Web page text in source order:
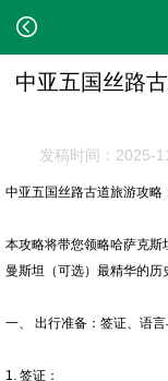
中亚五国丝路
发稿时间：
中亚五国丝路古道旅游攻略
本攻略将带您领略哈萨克
曼斯坦（可选）最精华的历
一、 出行准备：签证、语
1. 签证：